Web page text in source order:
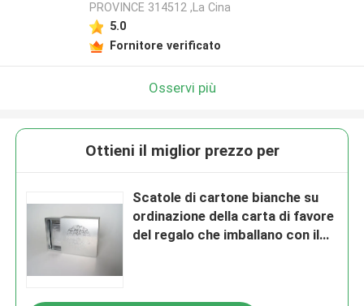
PROVINCE 314512 ,La Cina
5.0
Fornitore verificato
Osservi più
Ottieni il miglior prezzo per
Scatole di cartone bianche su
ordinazione della carta di favore
del regalo che imballano con il